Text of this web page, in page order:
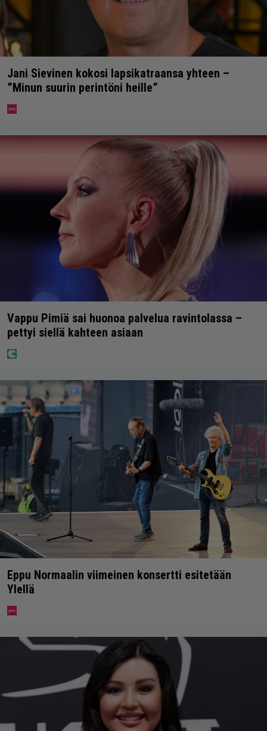
Jani Sievinen kokosi lapsikatraansa yhteen –
”Minun suurin perintöni heille”
Vappu Pimiä sai huonoa palvelua ravintolassa –
pettyi siellä kahteen asiaan
Eppu Normaalin viimeinen konsertti esitetään
Ylellä